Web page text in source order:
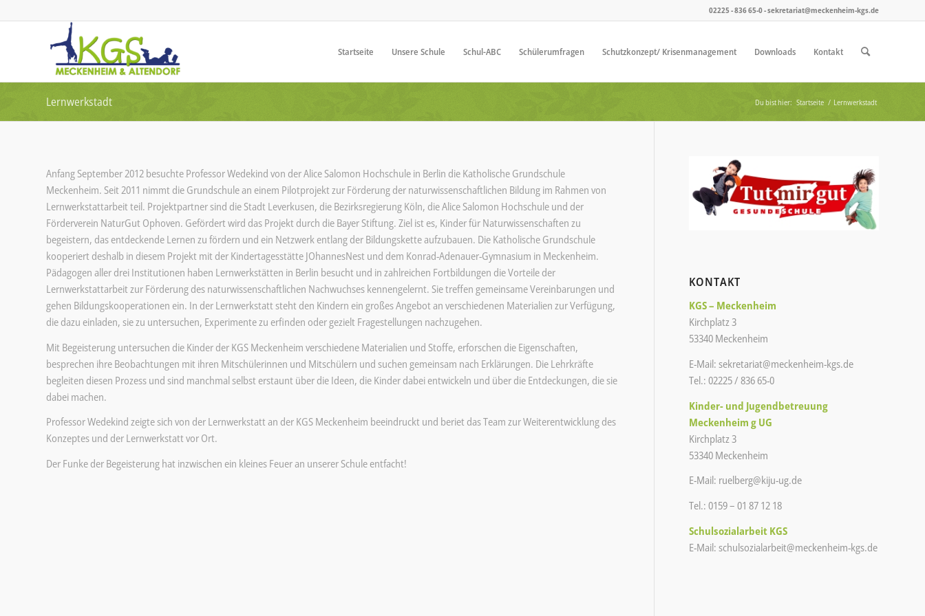
02225 - 836 65-0 - sekretariat@meckenheim-kgs.de
Startseite Unsere Schule Schul-ABC Schülerumfragen Schutzkonzept/ Krisenmanagement Downloads Kontakt
Lernwerkstadt Du bist hier: Startseite / Lernwerkstadt
Anfang September 2012 besuchte Professor Wedekind von der Alice Salomon Hochschule in Berlin die Katholische Grundschule
Meckenheim. Seit 2011 nimmt die Grundschule an einem Pilotprojekt zur Förderung der naturwissenschaftlichen Bildung im Rahmen von
Lernwerkstattarbeit teil. Projektpartner sind die Stadt Leverkusen, die Bezirksregierung Köln, die Alice Salomon Hochschule und der
Förderverein NaturGut Ophoven. Gefördert wird das Projekt durch die Bayer Stiftung. Ziel ist es, Kinder für Naturwissenschaften zu
begeistern, das entdeckende Lernen zu fördern und ein Netzwerk entlang der Bildungskette aufzubauen. Die Katholische Grundschule
kooperiert deshalb in diesem Projekt mit der Kindertagesstätte JOhannesNest und dem Konrad-Adenauer-Gymnasium in Meckenheim.
Pädagogen aller drei Institutionen haben Lernwerkstätten in Berlin besucht und in zahlreichen Fortbildungen die Vorteile der
Lernwerkstattarbeit zur Förderung des naturwissenschaftlichen Nachwuchses kennengelernt. Sie treffen gemeinsame Vereinbarungen und
gehen Bildungskooperationen ein. In der Lernwerkstatt steht den Kindern ein großes Angebot an verschiedenen Materialien zur Verfügung,
die dazu einladen, sie zu untersuchen, Experimente zu erfinden oder gezielt Fragestellungen nachzugehen.
Mit Begeisterung untersuchen die Kinder der KGS Meckenheim verschiedene Materialien und Stoffe, erforschen die Eigenschaften,
besprechen ihre Beobachtungen mit ihren Mitschülerinnen und Mitschülern und suchen gemeinsam nach Erklärungen. Die Lehrkräfte
begleiten diesen Prozess und sind manchmal selbst erstaunt über die Ideen, die Kinder dabei entwickeln und über die Entdeckungen, die sie
dabei machen.
Professor Wedekind zeigte sich von der Lernwerkstatt an der KGS Meckenheim beeindruckt und beriet das Team zur Weiterentwicklung des
Konzeptes und der Lernwerkstatt vor Ort.
Der Funke der Begeisterung hat inzwischen ein kleines Feuer an unserer Schule entfacht!
KONTAKT
KGS – Meckenheim
Kirchplatz 3
53340 Meckenheim
E-Mail:sekretariat@meckenheim-kgs.de
Tel.: 02225 / 836 65-0
Kinder- und Jugendbetreuung
Meckenheim g UG
Kirchplatz 3
53340 Meckenheim
E-Mail: ruelberg@kiju-ug.de
Tel.: 0159 – 01 87 12 18
Schulsozialarbeit KGS
E-Mail:schulsozialarbeit@meckenheim-kgs.de